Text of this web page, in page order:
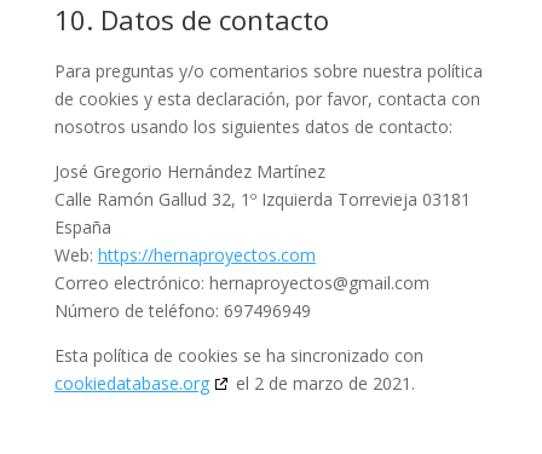
10. Datos de contacto
Para preguntas y/o comentarios sobre nuestra política
de cookies y esta declaración, por favor, contacta con
nosotros usando los siguientes datos de contacto:
José Gregorio Hernández Martínez
Calle Ramón Gallud 32, 1º Izquierda Torrevieja 03181
España
Web: https://hernaproyectos.com
Correo electrónico: hernaproyectos@gmail.com
Número de teléfono: 697496949
Esta política de cookies se ha sincronizado con
cookiedatabase.org
el 2 de marzo de 2021.